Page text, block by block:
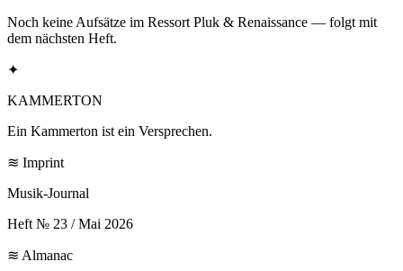
Noch keine Aufsätze im Ressort Pluk & Renaissance — folgt mit
dem nächsten Heft.
✦
KAMMERTON
Ein Kammerton ist ein Versprechen.
≋ Imprint
Musik-Journal
Heft № 23 / Mai 2026
≋ Almanac